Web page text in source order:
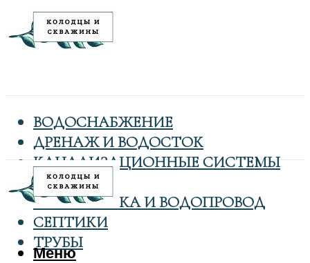
ВОДОСНАБЖЕНИЕ
ДРЕНАЖ И ВОДОСТОК
КАНАЛИЗАЦИОННЫЕ СИСТЕМЫ
КОЛОДЦЫ
САНТЕХНИКА И ВОДОПРОВОД
СЕПТИКИ
ТРУБЫ
Меню